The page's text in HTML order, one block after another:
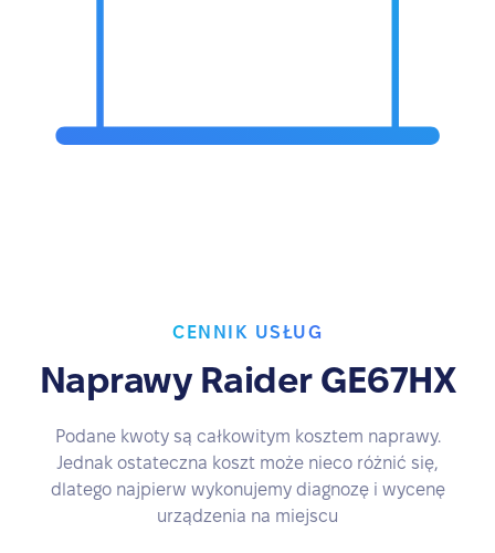
CENNIK USŁUG
Naprawy Raider GE67HX
Podane kwoty są całkowitym kosztem naprawy.
Jednak ostateczna koszt może nieco różnić się,
dlatego najpierw wykonujemy diagnozę i wycenę
urządzenia na miejscu